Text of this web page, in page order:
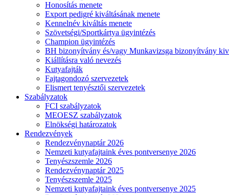
Honosítás menete
Export pedigré kiváltásának menete
Kennelnév kiváltás menete
Szövetségi/Sportkártya ügyintézés
Champion ügyintézés
BH bizonyítvány és/vagy Munkavizsga bizonyítvány
Kiállításra való nevezés
Kutyafajták
Fajtagondozó szervezetek
Elismert tenyésztői szervezetek
Szabályzatok
FCI szabályzatok
MEOESZ szabályzatok
Elnökségi határozatok
Rendezvények
Rendezvénynaptár 2026
Nemzeti kutyafajtaink éves pontversenye 2026
Tenyészszemle 2026
Rendezvénynaptár 2025
Tenyészszemle 2025
Nemzeti kutyafajtaink éves pontversenye 2025